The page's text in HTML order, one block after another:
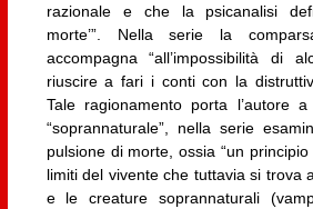
razionale e che la psicanalisi
morte’”. Nella serie la
accompagna “all’impossibilità di
riuscire a fari i conti con la
Tale ragionamento porta l’autore
“soprannaturale”, nella serie
pulsione di morte, ossia “un
limiti del vivente che tuttavia si trova
e le creature soprannaturali